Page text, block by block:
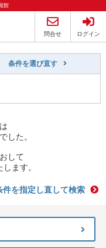
館
問合せ ログイン
条件を選び直す
した。
して
ます。
件を指定し直して検索